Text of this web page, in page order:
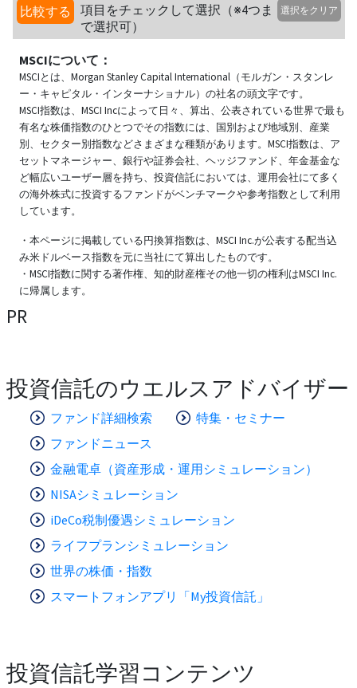
比較する
項目をチェックして選択（※4つま
で選択可）
選択をクリア
MSCIについて：
MSCIとは、Morgan Stanley Capital International（モルガン・スタンレ
ー・キャピタル・インターナショナル）の社名の頭文字です。
MSCI指数は、MSCI Incによって日々、算出、公表されている世界で最も
有名な株価指数のひとつでその指数には、国別および地域別、産業
別、セクター別指数などさまざまな種類があります。MSCI指数は、ア
セットマネージャー、銀行や証券会社、ヘッジファンド、年金基金な
ど幅広いユーザー層を持ち、投資信託においては、運用会社にて多く
の海外株式に投資するファンドがベンチマークや参考指数として利用
しています。
・本ページに掲載している円換算指数は、MSCI Inc.が公表する配当込
み米ドルベース指数を元に当社にて算出したものです。
・MSCI指数に関する著作権、知的財産権その他一切の権利はMSCI Inc.
に帰属します。
PR
投資信託のウエルスアドバイザー
ファンド詳細検索
特集・セミナー
ファンドニュース
金融電卓（資産形成・運用シミュレーション）
NISAシミュレーション
iDeCo税制優遇シミュレーション
ライフプランシミュレーション
世界の株価・指数
スマートフォンアプリ「My投資信託」
投資信託学習コンテンツ